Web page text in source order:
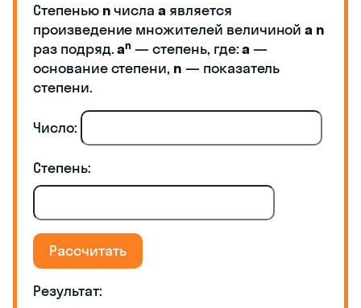
Степенью nчислаа является
произведение множителей величинойа n
раз подряд.an — степень, где:a —
основание степени, n — показатель
степени.
Число:
Степень:
Рассчитать
Результат: